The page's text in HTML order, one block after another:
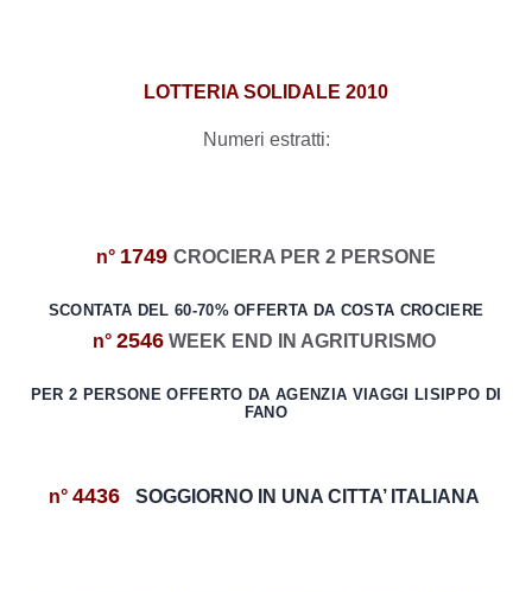
LOTTERIA SOLIDALE 2010
Numeri estratti:
n° 1749 CROCIERA PER 2 PERSONE
SCONTATA DEL 60-70% OFFERTA DA COSTA CROCIERE
n° 2546 WEEK END IN AGRITURISMO
PER 2 PERSONE OFFERTO DA AGENZIA VIAGGI LISIPPO DI
FANO
n° 4436 SOGGIORNO IN UNA CITTA’ ITALIANA